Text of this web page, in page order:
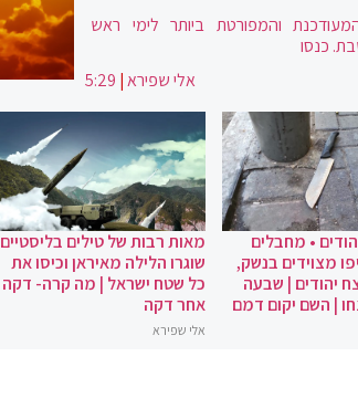
והמפורטת ביותר לימי ראש
כנסו
אלי שפירא|
5:29
• מחבלים
מצוידים בנשק,
יהודים | שבעה
| השם יקום דמם
מאות רבות של טילים בליסטיים
שוגרו הלילה מאיראן וכיסו את
כל שטח ישראל | מה קרה- דקה
אחר דקה
אלי שפירא